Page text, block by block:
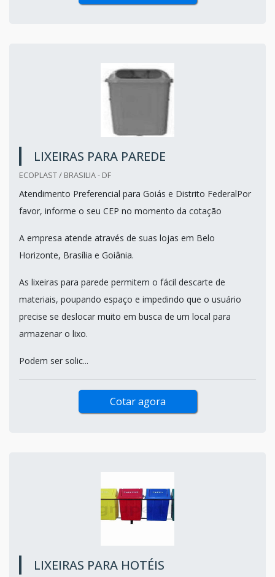
LIXEIRAS PARA PAREDE
ECOPLAST / BRASILIA - DF
Atendimento Preferencial para Goiás e Distrito FederalPor
favor, informe o seu CEP no momento da cotação
A empresa atende através de suas lojas em Belo
Horizonte, Brasília e Goiânia.
As lixeiras para parede permitem o fácil descarte de
materiais, poupando espaço e impedindo que o usuário
precise se deslocar muito em busca de um local para
armazenar o lixo.
Podem ser solic...
Cotar agora
LIXEIRAS PARA HOTÉIS